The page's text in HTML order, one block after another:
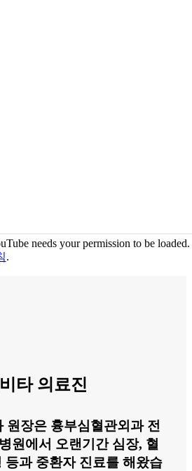
needs your permission to be
.
타 의료진
원장은 흉부심혈관외과 전
원에서 오랜기간 심장, 혈
등과 중환자 진료를 해왔습